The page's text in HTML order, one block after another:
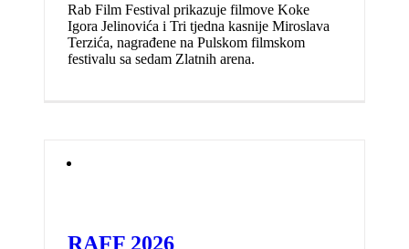
Rab Film Festival prikazuje filmove Koke
Igora Jelinovića i Tri tjedna kasnije Miroslava
Terzića, nagrađene na Pulskom filmskom
festivalu sa sedam Zlatnih arena.
RAFF 2026